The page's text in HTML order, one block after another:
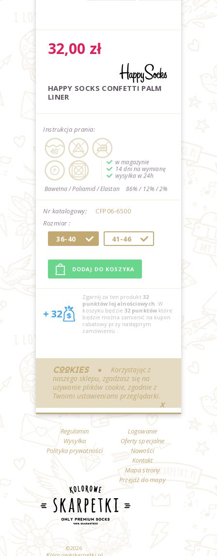
32,00 zł
HAPPY SOCKS CONFETTI PALM
LINER
Instrukcja prania:
w magazynie
14 dni na wymianę
wysyłka w 24h
Bawełna / Poliamid / Elastan
86% / 12% / 2%
Nr katalogowy:
CFP06-6500
Rozmiar :
36-40 41-46
+ 32
Zgarnij za ten produkt 32
punktów lojalnościowych. W
koszyku będzie 32 punktówktóre
będzie można zamienić na kupon
rabatowy przy następnym
zamówieniu .
COOKIES
Korzystając z
naszego sklepu, zgadzasz się na
używanie plików cookie, zgodnie z
Twoimi ustawieniami przeglądarki.
X
Regulamin
Wysyłka
Polityka prywatności
Logowanie
Oferty specjalne
Nowości
Kontakt
Mapa strony
Przejdź do mapy
©2026